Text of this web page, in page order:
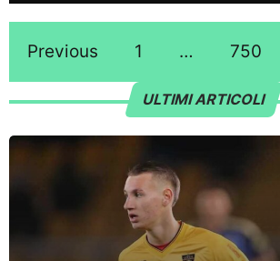
Previous 1 … 750
ULTIMI ARTICOLI